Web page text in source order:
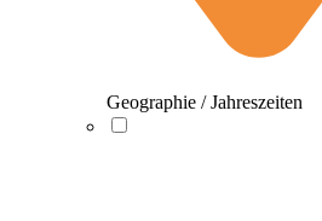
Geographie / Jahreszeiten